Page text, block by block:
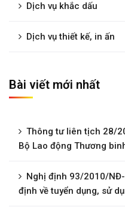
Dịch vụ khắc dấu
Dịch vụ thiết kế, in ấn
Bài viết mới nhất
Thông tư liên tịch 28/
Bộ Lao động Thương
Nghị định 93/2010/
định về tuyển dụng, sử